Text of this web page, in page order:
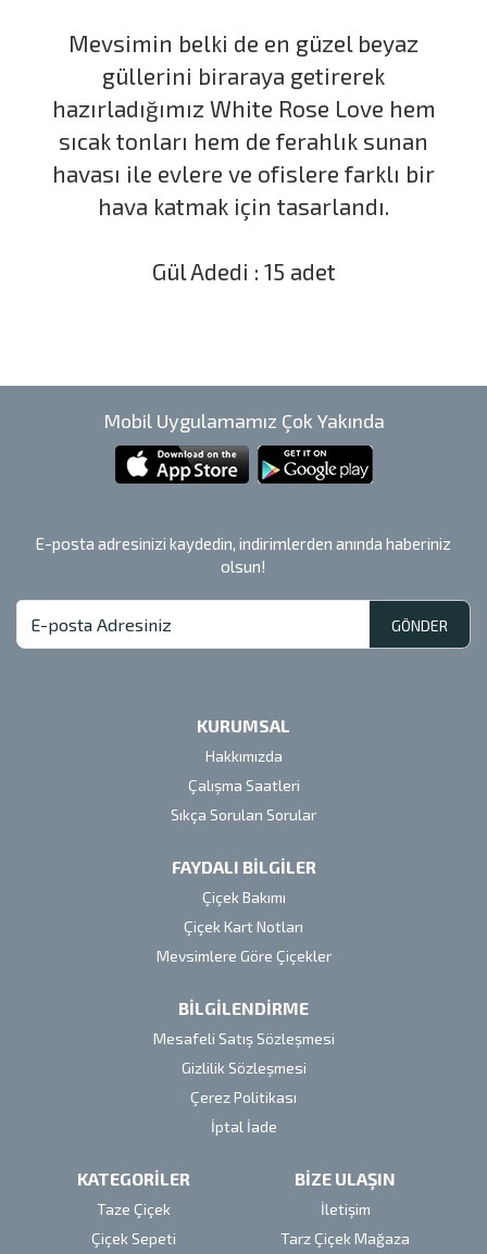
Mevsimin belki de en güzel beyaz
güllerini biraraya getirerek
hazırladığımız White Rose Love hem
sıcak tonları hem de ferahlık sunan
havası ile evlere ve ofislere farklı bir
hava katmak için tasarlandı.
Gül Adedi : 15 adet
Mobil Uygulamamız Çok Yakında
E-posta adresinizi kaydedin, indirimlerden anında haberiniz
olsun!
GÖNDER
KURUMSAL
Hakkımızda
Çalışma Saatleri
Sıkça Sorulan Sorular
FAYDALI BİLGİLER
Çiçek Bakımı
Çiçek Kart Notları
Mevsimlere Göre Çiçekler
BİLGİLENDİRME
Mesafeli Satış Sözleşmesi
Gizlilik Sözleşmesi
Çerez Politikası
İptal İade
KATEGORİLER
Taze Çiçek
Çiçek Sepeti
BİZE ULAŞIN
İletişim
Tarz Çiçek Mağaza